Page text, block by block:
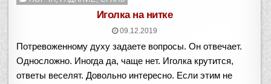
Иголка на нитке
09.12.2019
Потревоженному духу задаете вопросы. Он отвечает.
Односложно. Иногда да, чаще нет. Иголка крутится,
ответы веселят. Довольно интересно. Если этим не